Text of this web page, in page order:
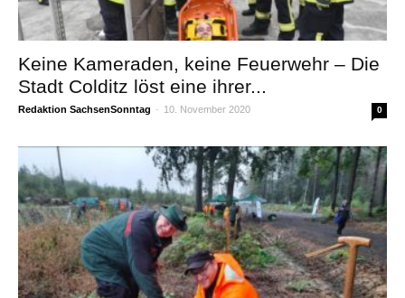
Keine Kameraden, keine Feuerwehr – Die
Stadt Colditz löst eine ihrer...
Redaktion SachsenSonntag - 10. November 2020 0